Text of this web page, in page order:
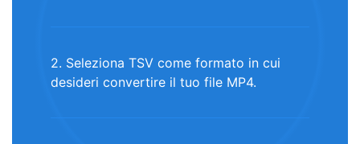
2. Seleziona TSV come formato in cui
desideri convertire il tuo file MP4.